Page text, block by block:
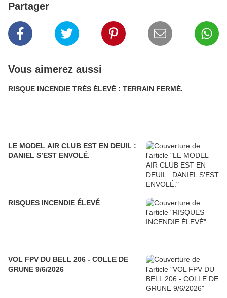
Partager
Vous aimerez aussi
RISQUE INCENDIE TRÉS ÉLEVÉ : TERRAIN FERMÉ.
LE MODEL AIR CLUB EST EN DEUIL :
DANIEL S’EST ENVOLÉ.
RISQUES INCENDIE ÉLEVÉ
VOL FPV DU BELL 206 - COLLE DE
GRUNE 9/6/2026